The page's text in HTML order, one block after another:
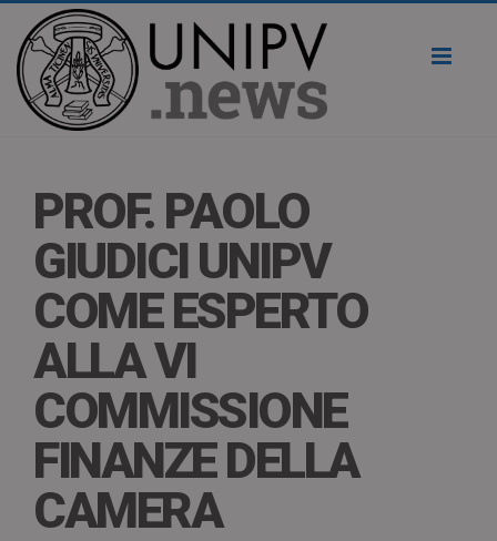
PROF. PAOLO
GIUDICI UNIPV
COME ESPERTO
ALLA VI
COMMISSIONE
FINANZE DELLA
CAMERA